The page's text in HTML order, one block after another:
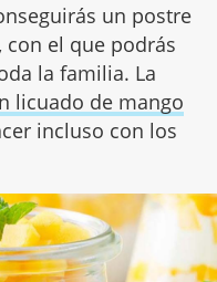
un postre
el que podrás
la familia. La
licuado de mango
incluso con los